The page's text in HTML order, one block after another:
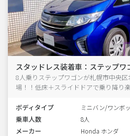
スタッドレス装着車：ステップワ
8人乗りステップワゴンが札幌市中央
場！！低床＋スライドドアで乗り降り
ボディタイプ ミニバン/ワンボ
乗車人数 8人
メーカー Honda ホンダ